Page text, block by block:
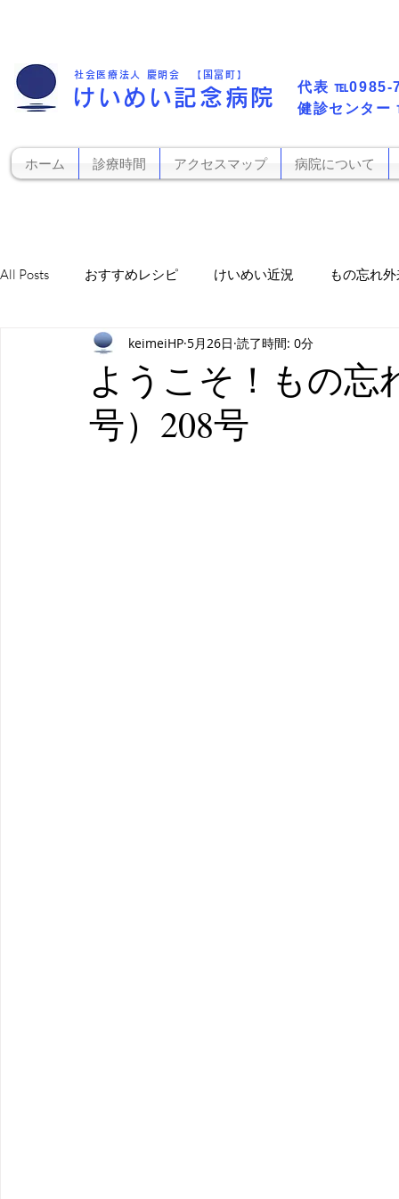
​健診センター
社会医療法人 慶明会 【国富町】
けいめい記念病院 代表​ ℡0985-
ホーム 診療時間 アクセスマップ 病院について
All Posts おすすめレシピ けいめい近況 もの忘れ
栄養科から 訪看かがやき
ようこそ！もの忘
号）208号
keimeiHP 5月26日 読了時間: 0分